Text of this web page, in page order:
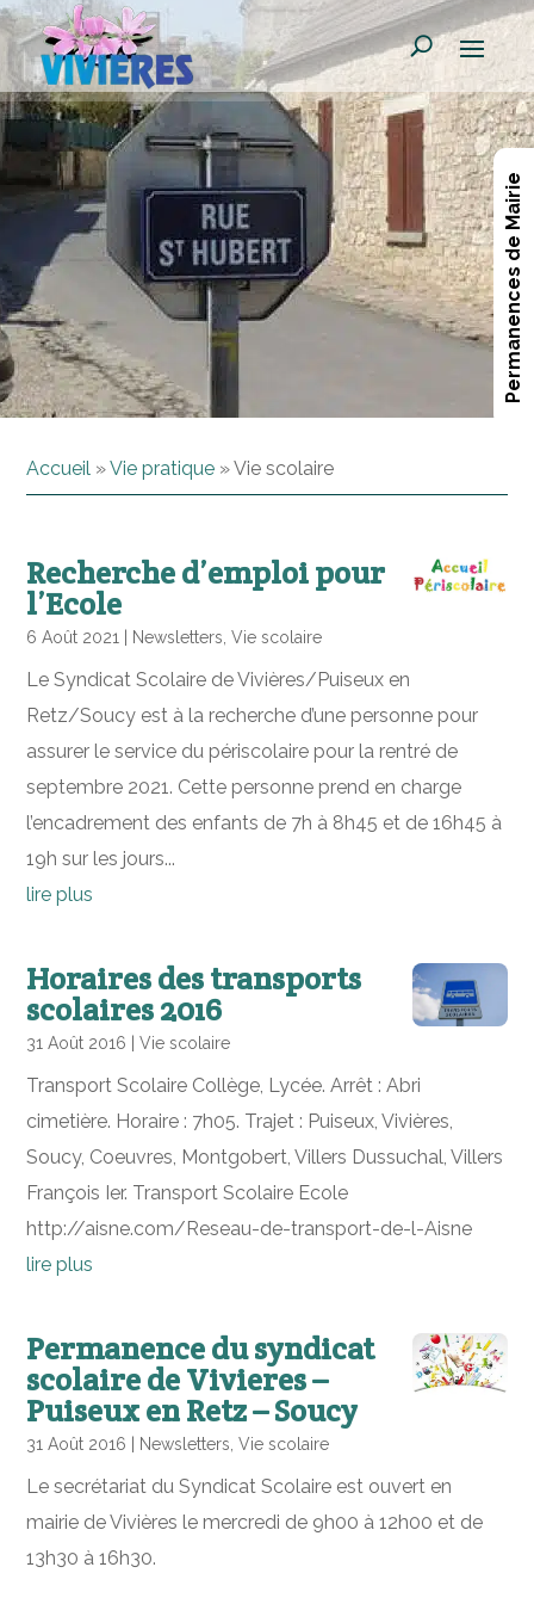
Permanences de Mairie
Accueil »Vie pratique »Vie scolaire
Recherche d’emploi pour
l’Ecole
6 Août 2021 Newsletters ,Vie scolaire
Le Syndicat Scolaire de Vivières/Puiseux en
Retz/Soucy est à la recherche d’une personne pour
assurer le service du périscolaire pour la rentré de
septembre 2021. Cette personne prend en charge
l’encadrement des enfants de 7h à 8h45 et de 16h45 à
19h sur les jours...
lire plus
Horaires des transports
scolaires 2016
31 Août 2016 |Vie scolaire
Transport Scolaire Collège, Lycée. Arrêt : Abri
cimetière. Horaire : 7h05. Trajet : Puiseux, Vivières,
Soucy, Coeuvres, Montgobert, Villers Dussuchal, Villers
François Ier. Transport Scolaire Ecole
http://aisne.com/Reseau-de-transport-de-l-Aisne
lire plus
Permanence du syndicat
scolaire de Vivieres –
Puiseux en Retz – Soucy
31 Août 2016 Newsletters ,Vie scolaire
Le secrétariat du Syndicat Scolaire est ouvert en
mairie de Vivières le mercredi de 9h00 à 12h00 et de
13h30 à 16h30.